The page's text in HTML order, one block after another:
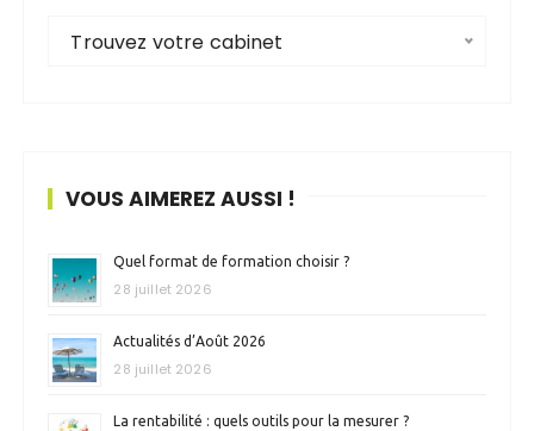
Trouvez votre cabinet
VOUS AIMEREZ AUSSI !
Quel format de formation choisir ?
28 juillet 2026
Actualités d’Août 2026
28 juillet 2026
La rentabilité : quels outils pour la mesurer ?